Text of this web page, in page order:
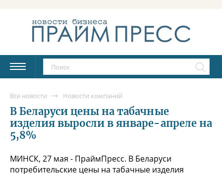
Все новости Новости компаний
В Беларуси цены на табачные
изделия выросли в январе-апреле на
5,8%
МИНСК, 27 мая - ПраймПресс. В Беларуси
потребительские цены на табачные изделия